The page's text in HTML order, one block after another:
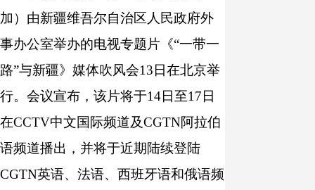
表
加）由新疆维吾尔自治区人民政府外
事办公室举办的电视专题片《“一带一
路”与新疆》媒体吹风会13日在北京举
行。会议宣布，该片将于14日至17日
在CCTV中文国际频道及CGTN阿拉伯
语频道播出，并将于近期陆续登陆
CGTN英语、法语、西班牙语和俄语频